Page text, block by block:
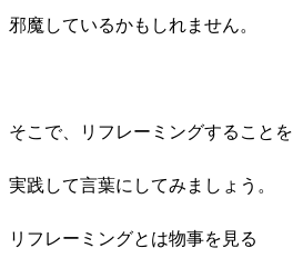
邪魔しているかもしれません。
そこで、リフレーミングすることを
実践して言葉にしてみましょう。
リフレーミングとは物事を見る